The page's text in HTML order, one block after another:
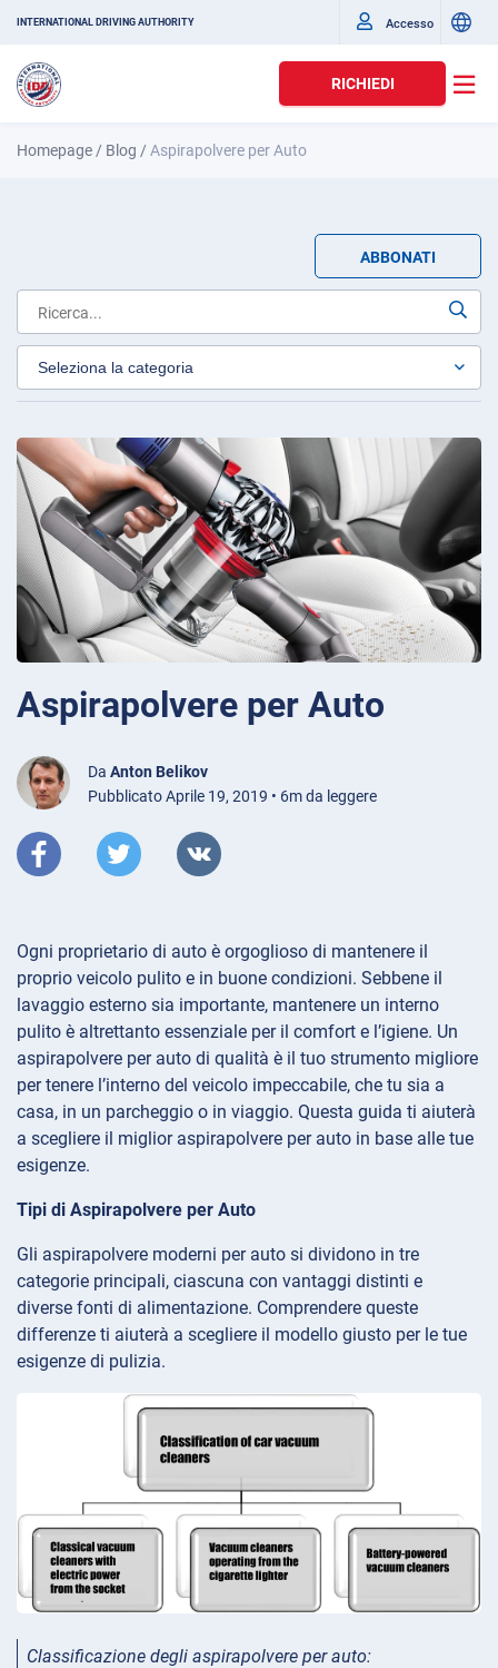
INTERNATIONAL DRIVING AUTHORITY Accesso
RICHIEDI
Homepage / Blog /Aspirapolvere per Auto
ABBONATI
Aspirapolvere per Auto
Da Anton Belikov
Pubblicato Aprile 19, 2019 • 6m da leggere
Ogni proprietario di auto è orgoglioso di mantenere il
proprio veicolo pulito e in buone condizioni. Sebbene il
lavaggio esterno sia importante, mantenere un interno
pulito è altrettanto essenziale per il comfort e l’igiene. Un
aspirapolvere per auto di qualità è il tuo strumento migliore
per tenere l’interno del veicolo impeccabile, che tu sia a
casa, in un parcheggio o in viaggio. Questa guida ti aiuterà
a scegliere il miglior aspirapolvere per auto in base alle tue
esigenze.
Tipi di Aspirapolvere per Auto
Gli aspirapolvere moderni per auto si dividono in tre
categorie principali, ciascuna con vantaggi distinti e
diverse fonti di alimentazione. Comprendere queste
differenze ti aiuterà a scegliere il modello giusto per le tue
esigenze di pulizia.
Classificazione degli aspirapolvere per auto: